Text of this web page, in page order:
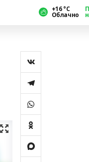
+16 °С
Облачно